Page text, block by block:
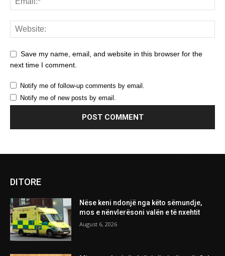
Save my name, email, and website in this browser for the
next time I comment.
Notify me of follow-up comments by email.
Notify me of new posts by email.
DITORE
Nëse keni ndonjë nga këto sëmundje,
mos e nënvlerësoni valën e të nxehtit
August 6, 2026